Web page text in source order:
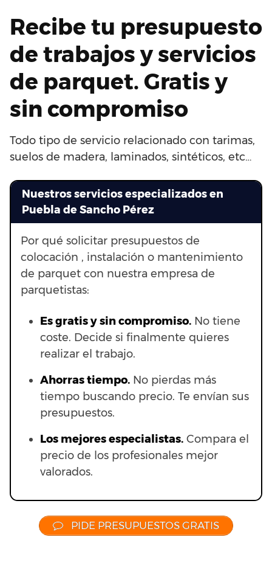
Recibe tu presupuesto
de trabajos y servicios
de parquet. Gratis y
sin compromiso
Todo tipo de servicio relacionado con tarimas,
suelos de madera, laminados, sintéticos, etc…
Nuestros servicios especializados en
Puebla de Sancho Pérez
Por qué solicitar presupuestos de
colocación , instalación o mantenimiento
de parquet con nuestra empresa de
parquetistas:
Es gratis y sin compromiso. No tiene
coste. Decide si finalmente quieres
realizar el trabajo.
Ahorras tiempo. No pierdas más
tiempo buscando precio. Te envían sus
presupuestos.
Los mejores especialistas. Compara el
precio de los profesionales mejor
valorados.
PIDE PRESUPUESTOS GRATIS